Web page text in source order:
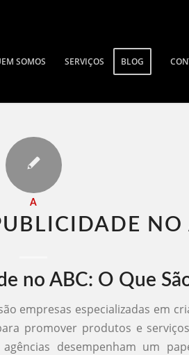
SOMOS SERVIÇOS BLOG
A
NO
no ABC: O Que
empresas especializadas em
promover produtos e
desempenham um